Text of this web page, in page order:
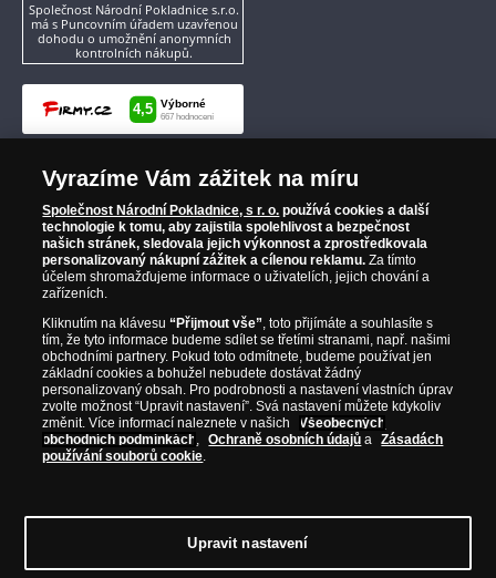
Společnost Národní Pokladnice s.r.o.
má s Puncovním úřadem uzavřenou
dohodu o umožnění anonymních
kontrolních nákupů.
Vyrazíme Vám zážitek na míru
Společnost Národní Pokladnice, s r. o. používá cookies a další
technologie k tomu, aby zajistila spolehlivost a bezpečnost
našich stránek, sledovala jejich výkonnost a zprostředkovala
personalizovaný nákupní zážitek a cílenou reklamu. Za tímto
účelem shromažďujeme informace o uživatelích, jejich chování a
zařízeních.
Kliknutím na klávesu“Přijmout vše”, toto přijímáte a souhlasíte s
tím, že tyto informace budeme sdílet se třetími stranami, např. našimi
obchodními partnery. Pokud toto odmítnete, budeme používat jen
základní cookies a bohužel nebudete dostávat žádný
personalizovaný obsah. Pro podrobnosti a nastavení vlastních úprav
zvolte možnost “Upravit nastavení”. Svá nastavení můžete kdykoliv
změnit. Více informací naleznete v našich
Všeobecných
obchodních podmínkách , Ochraně osobních údajů a
Zásadách
používání souborů cookie.
Upravit nastavení